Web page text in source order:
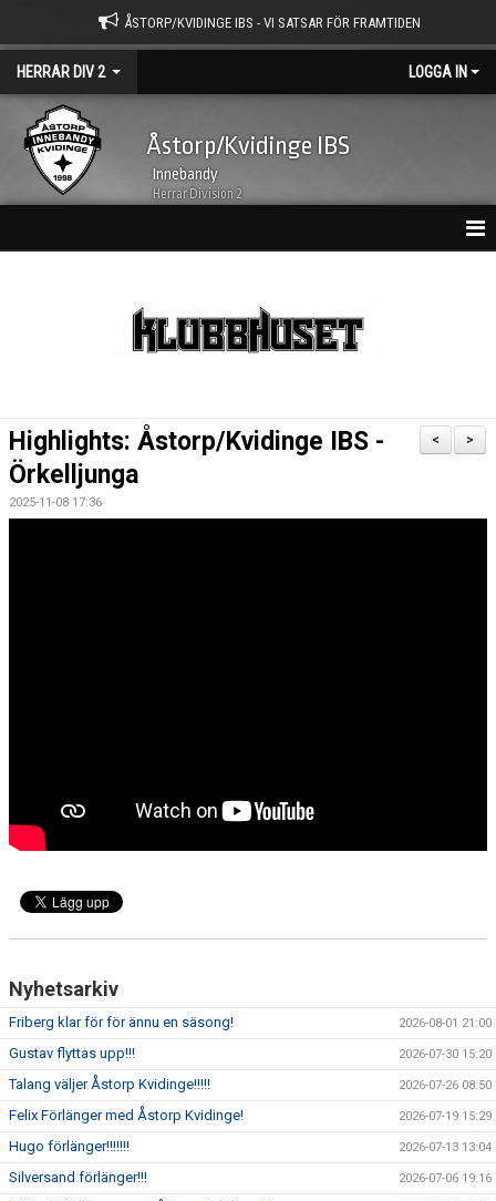
ÅSTORP/KVIDINGE IBS - VI SATSAR FÖR FRAMTIDEN
HERRAR DIV 2 LOGGA IN
Åstorp/Kvidinge IBS
Innebandy
Herrar Division 2
TRUPPEN
BILDGALLERI
>
<
Highlights: Åstorp/Kvidinge IBS -
Örkelljunga
2025-11-08 17:36
Nyhetsarkiv
Friberg klar för för ännu en säsong! 2026-08-01 21:00
Gustav flyttas upp!!! 2026-07-30 15:20
Talang väljer Åstorp Kvidinge!!!!! 2026-07-26 08:50
Felix Förlänger med Åstorp Kvidinge! 2026-07-19 15:29
Hugo förlänger!!!!!!! 2026-07-13 13:04
Silversand förlänger!!! 2026-07-06 19:16